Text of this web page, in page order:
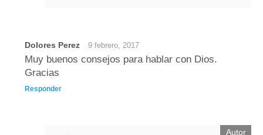
Dolores Perez 9 febrero, 2017
Muy buenos consejos para hablar con Dios.
Gracias
Responder